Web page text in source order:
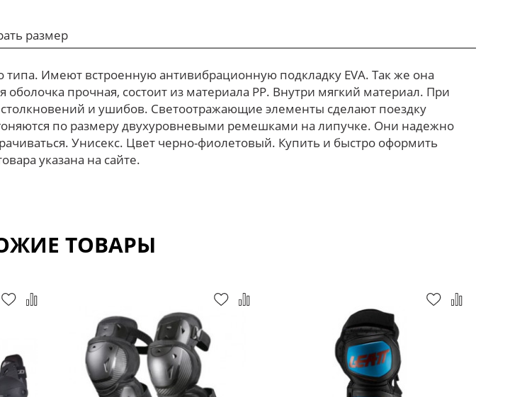
размер
типа. Имеют встроенную антивибрационную подкладку EVA. Так же она
прочная, состоит из материала PP. Внутри мягкий материал. При
и ушибов. Светоотражающие элементы сделают поездку
по размеру двухуровневыми ремешками на липучке. Они надежно
Унисекс. Цвет черно-фиолетовый. Купить и быстро оформить
указана на сайте.
ТОВАРЫ